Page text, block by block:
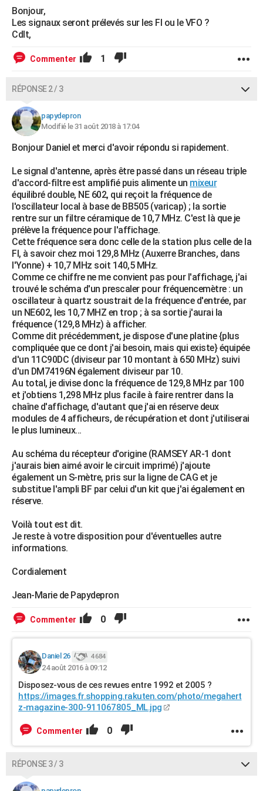
Bonjour,
Les signaux seront prélevés sur les FI ou le VFO ?
Cdlt,
Commenter 1
RÉPONSE 2 / 3
papydepron
Modifié le 31 août 2018 à 17:04
Bonjour Daniel et merci d'avoir répondu si rapidement.
Le signal d'antenne, après être passé dans un réseau triple
d'accord-filtre est amplifié puis alimente un mixeur
équilibré double, NE 602, qui reçoit la fréquence de
l'oscillateur local à base de BB505 (varicap) ; la sortie
rentre sur un filtre céramique de 10,7 MHz. C'est là que je
prélève la fréquence pour l'affichage.
Cette fréquence sera donc celle de la station plus celle de la
FI, à savoir chez moi 129,8 MHz (Auxerre Branches, dans
l'Yonne) + 10,7 MHz soit 140,5 MHz.
Comme ce chiffre ne me convient pas pour l'affichage, j'ai
trouvé le schéma d'un prescaler pour fréquencemètre : un
oscillateur à quartz soustrait de la fréquence d'entrée, par
un NE602, les 10,7 MHZ en trop ; à sa sortie j'aurai la
fréquence (129,8 MHz) à afficher.
Comme dit précédemment, je dispose d'une platine {plus
compliquée que ce dont j'ai besoin, mais qui existe} équipée
d'un 11C90DC (diviseur par 10 montant à 650 MHz) suivi
d'un DM74196N également diviseur par 10.
Au total, je divise donc la fréquence de 129,8 MHz par 100
et j'obtiens 1,298 MHz plus facile à faire rentrer dans la
chaîne d'affichage, d'autant que j'ai en réserve deux
modules de 4 afficheurs, de récupération et dont j'utiliserai
le plus lumineux...
Au schéma du récepteur d'origine (RAMSEY AR-1 dont
j'aurais bien aimé avoir le circuit imprimé) j'ajoute
également un S-mètre, pris sur la ligne de CAG et je
substitue l'ampli BF par celui d'un kit que j'ai également en
réserve.
Voilà tout est dit.
Je reste à votre disposition pour d'éventuelles autre
informations.
Cordialement
Jean-Marie de Papydepron
Commenter 0
Daniel 26 4 684
24 août 2016 à 09:12
Disposez-vous de ces revues entre 1992 et 2005 ?
https://images.fr.shopping.rakuten.com/photo/megahert
z-magazine-300-911067805_ML.jpg
Commenter 0
RÉPONSE 3 / 3